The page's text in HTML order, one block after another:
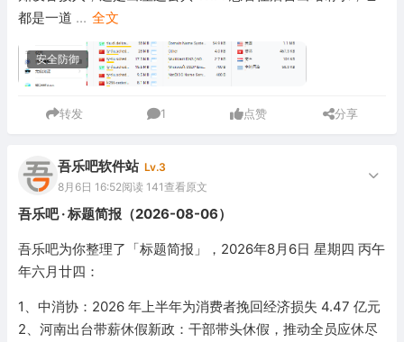
都是一道 ... 全文
安全防御
转发 1 点赞 分享
吾乐吧软件站 Lv.3
8月6日 16:52阅读 141查看原文
吾乐吧 · 标题简报（2026-08-06）
吾乐吧为你整理了「标题简报」，2026年8月6日 星期四 丙午
年六月廿四：
1、中消协：2026 年上半年为消费者挽回经济损失 4.47 亿元
2、河南出台带薪休假新政：干部带头休假，推动全员应休尽